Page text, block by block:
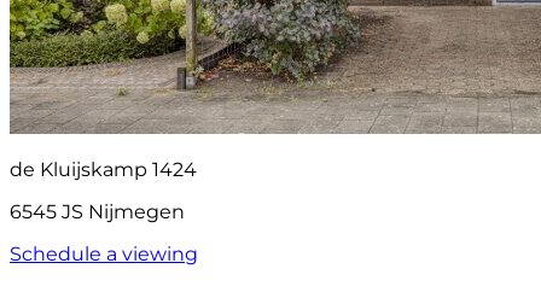
de Kluijskamp 1424
6545 JS Nijmegen
Schedule a viewing